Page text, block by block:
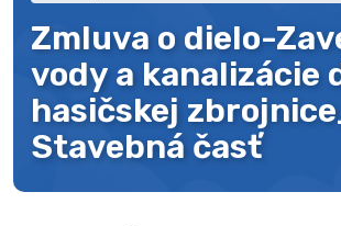
Zmluva o dielo-
vody a kanalizácie
hasičskej
Stavebná časť